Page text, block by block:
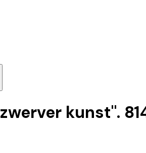
zwerver kunst".